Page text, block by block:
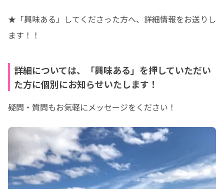
★「興味ある」してくださった方へ、詳細情報をお送りし
ます！！
詳細については、「興味ある」を押していただい
た方に個別にお知らせいたします！
疑問・質問もお気軽にメッセージをください！